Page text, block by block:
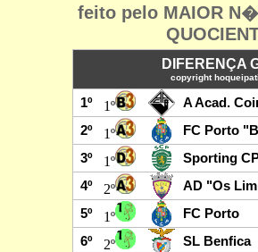
feito pelo MAIOR